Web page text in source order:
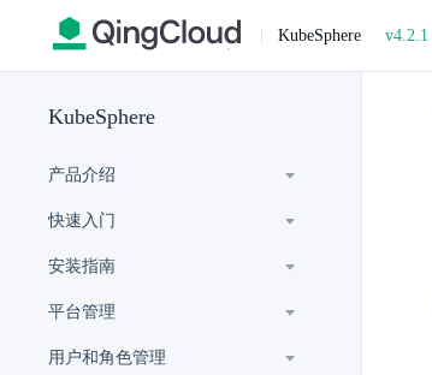
| KubeSphere v4.2.1
KubeSphere
产品介绍
快速入门
安装指南
平台管理
用户和角色管理